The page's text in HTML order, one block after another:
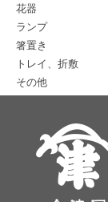
花器
ランプ
箸置き
トレイ、折敷
その他